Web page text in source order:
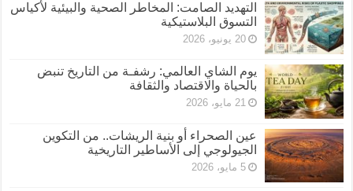
التهديد الصامت: المخاطر الصحية والبيئية لأكياس
التسوق البلاستيكية
20 يونيو، 2026
يوم الشاي العالمي: رشفـة من التاريخ تنبض
بالحياة والاقتصاد والثقافة
21 مايو، 2026
عين الصحراء أو بنية الريشات.. من التكوين
الجيولوجي إلى الأساطير التاريخية
5 مايو، 2026